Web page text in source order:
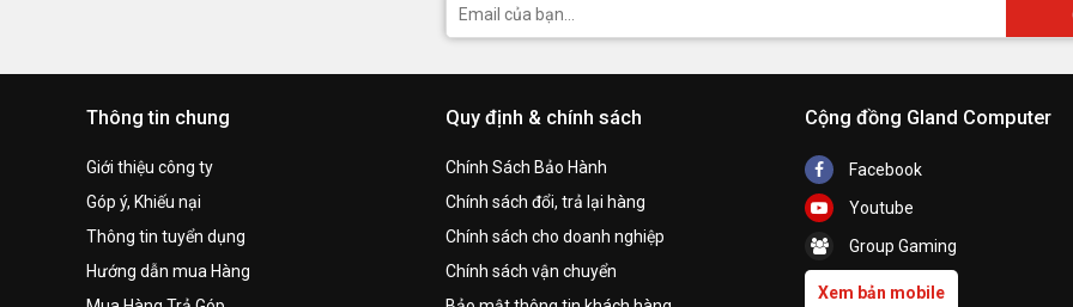
Thông tin chung
Giới thiệu công ty
Góp ý, Khiếu nại
Thông tin tuyển dụng
Hướng dẫn mua Hàng
Quy định & chính sách
Chính Sách Bảo Hành
Chính sách đổi, trả lại hàng
Chính sách cho doanh nghiệp
Chính sách vận chuyển
Cộng đồng Gland Computer
Facebook
Youtube
Group Gaming
Xem bản mobile